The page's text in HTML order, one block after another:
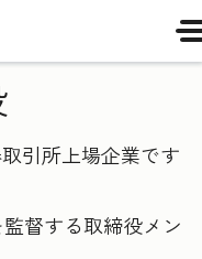
引所上場企業です
督する取締役メン